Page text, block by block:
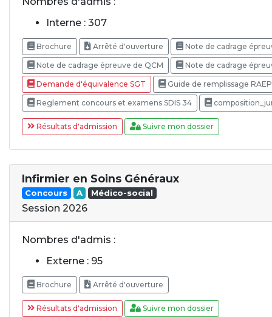
Interne : 307
Brochure Arrêté d'ouverture Note de cadrage
Note de cadrage épreuve de QCM Note de cadrage
Demande d'équivalence SGT Guide de remplissage RAEP
Reglement concours et examens SDIS 34
Résultats d'admission Suivre mon dossier
Infirmier en Soins Généraux
Concours A Médico-social
Session 2026
Nombres d'admis :
Externe : 95
Brochure Arrêté d'ouverture
Résultats d'admission Suivre mon dossier